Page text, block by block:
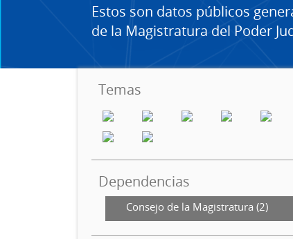
Estos son datos públicos
de la Magistratura del Poder
Temas
Dependencias
Consejo de la Magistratura (2)